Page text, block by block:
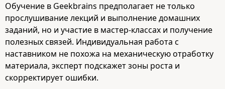
Обучение в Geekbrains предполагает не только
прослушивание лекций и выполнение домашних
заданий, но и участие в мастер-классах и получение
полезных связей. Индивидуальная работа с
наставником не похожа на механическую отработку
материала, эксперт подскажет зоны роста и
скорректирует ошибки.